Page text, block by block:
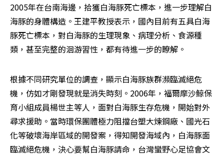
2005年在台南海邊，拾獲白海豚死亡標本，進一步理解白
海豚的身體構造。王建平教授表示，國內目前有五具白海
豚死亡標本，對白海豚的生理現象、病理分析、食源種
類，甚至完整的洄游習性，都有待進一步的瞭解。
根據不同研究單位的調查，顯示白海豚族群瀕臨滅絕危
機，仿如才剛發現就是消失時刻。2006年，福爾摩沙鯨保
育小組成員楊世主等人，面對白海豚生存危機，開始對外
尋求援助。當時環保團體極力阻擋台塑大煉鋼廠、國光石
化等破壞海岸區域的開發案，得知開發海域內，白海豚面
臨滅絕危機，決心要幫白海豚請命，台灣蠻野心足協會文